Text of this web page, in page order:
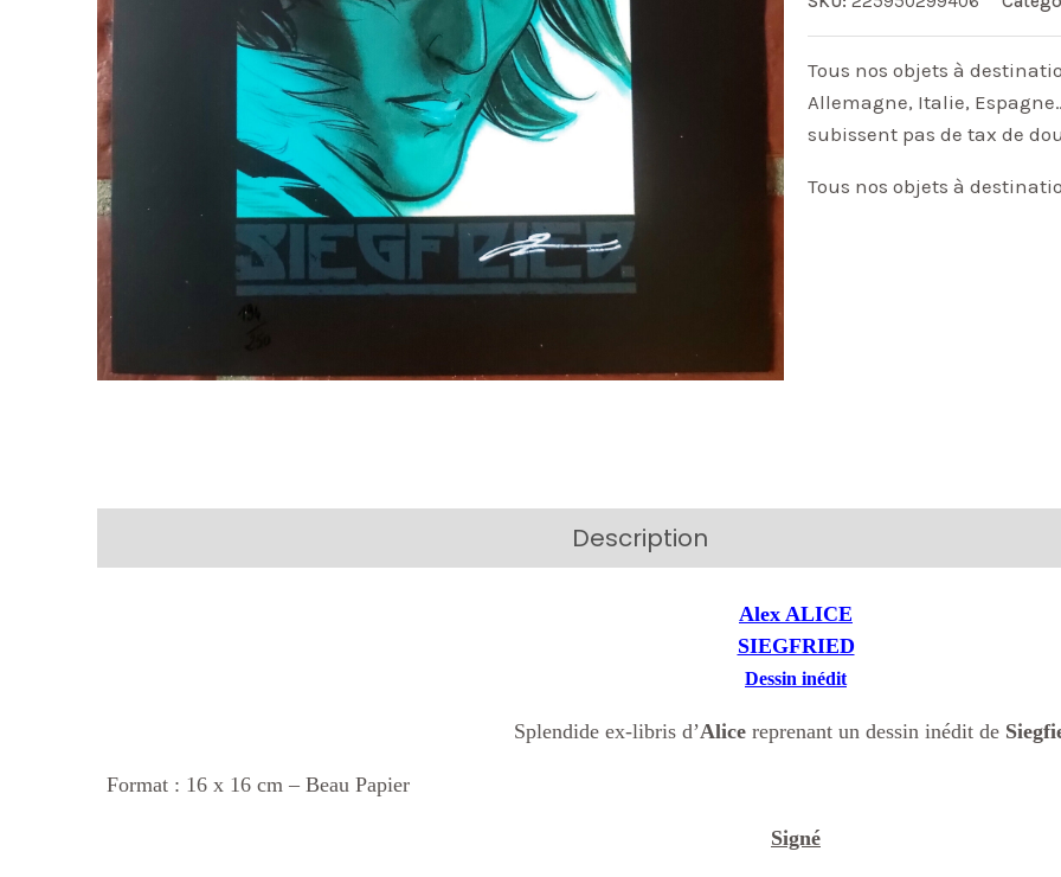
Tous nos objets à
Allemagne, Italie,
subissent pas de tax de
Tous nos objets à
Description
Alex ALICE
SIEGFRIED
Dessin inédit
Splendide ex-libris d’Alice reprenant un dessin inédit de
Format : 16 x 16 cm – Beau Papier
Signé